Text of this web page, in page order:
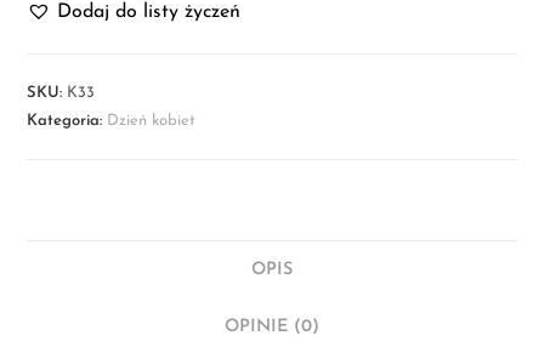
Dodaj do listy życzeń
SKU: K33
Kategoria: Dzień kobiet
OPIS
OPINIE (0)